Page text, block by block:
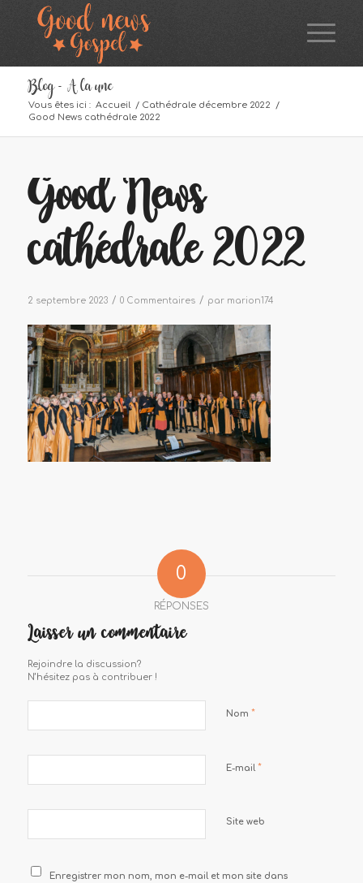
Blog - A la une
Vous êtes ici : Accueil / Cathédrale décembre 2022
/
Good News cathédrale 2022
Good News
cathédrale 2022
2 septembre 2023 / 0 Commentaires / par marion174
0
RÉPONSES
Laisser un commentaire
Rejoindre la discussion?
N’hésitez pas à contribuer !
Nom *
E-mail *
Site web
Enregistrer mon nom, mon e-mail et mon site dans